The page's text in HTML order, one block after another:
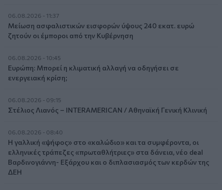
06.08.2026 - 11:37
Μείωση ασφαλιστικών εισφορών ύψους 240 εκατ. ευρώ
ζητούν οι έμποροι από την Κυβέρνηση
06.08.2026 - 10:45
Ευρώπη: Μπορεί η κλιματική αλλαγή να οδηγήσει σε
ενεργειακή κρίση;
06.08.2026 - 09:15
Στέλιος Λιανός – INTERAMERICAN / Αθηναϊκή Γενική Κλινική
06.08.2026 - 08:40
Η γαλλική «ψήφος» στο «καλώδιο» και τα συμφέροντα, οι
ελληνικές τράπεζες «πρωταθλήτριες» στα δάνεια, νέο deal
Βαρδινογιάννη- Εξάρχου και ο διπλασιασμός των κερδών της
ΔΕΗ